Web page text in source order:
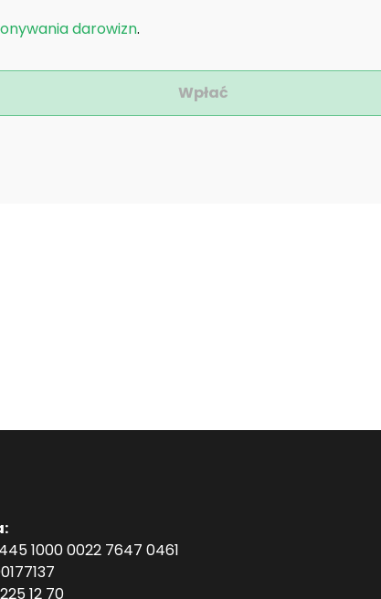
darowizn.
Wpłać
1000 0022 7647 0461
12 70